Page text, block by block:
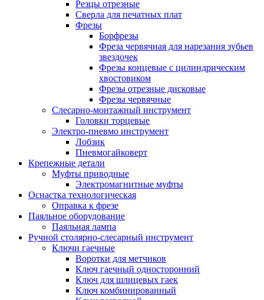
Резцы отрезные
Сверла для печатных плат
Фрезы
Борфрезы
Фреза червячная для нарезания зубьев
звездочек
Фрезы концевые с цилиндрическим
хвостовиком
Фрезы отрезные дисковые
Фрезы червячные
Слесарно-монтажный инструмент
Головки торцевые
Электро-пневмо инструмент
Лобзик
Пневмогайковерт
Крепежные детали
Муфты приводные
Электромагнитные муфты
Оснастка технологическая
Оправка к фрезе
Паяльное оборудование
Паяльная лампа
Ручной столярно-слесарный инструмент
Ключи гаечные
Воротки для метчиков
Ключ гаечный односторонний
Ключ для шлицевых гаек
Ключ комбинированный